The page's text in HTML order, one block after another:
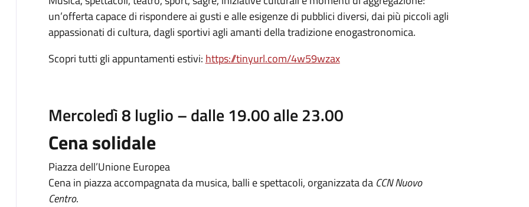
un’offerta capace di rispondere ai gusti e alle esigenze di pubblici diversi, dai più piccoli agli
appassionati di cultura, dagli sportivi agli amanti della tradizione enogastronomica.
Scopri tutti gli appuntamenti estivi: https://tinyurl.com/4w59wzax
Mercoledì 8 luglio – dalle 19.00 alle 23.00
Cena solidale
Piazza dell’Unione Europea
Cena in piazza accompagnata da musica, balli e spettacoli, organizzata da CCN Nuovo
Centro.